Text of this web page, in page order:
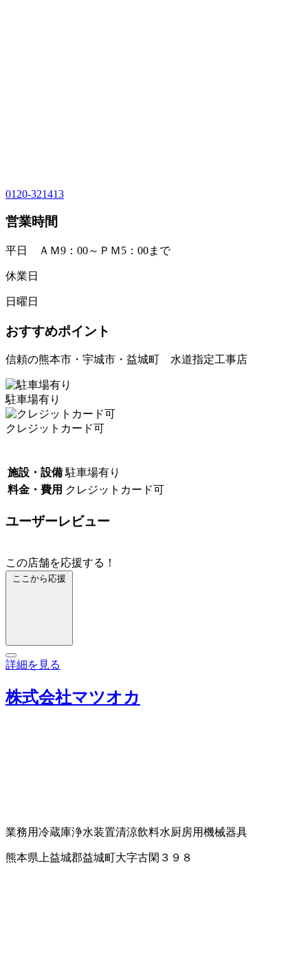
0120-321413
営業時間
平日 ＡＭ9：00～ＰＭ5：00まで
休業日
日曜日
おすすめポイント
信頼の熊本市・宇城市・益城町 水道指定工事店
駐車場有り
クレジットカード可
施設・設備 駐車場有り
料金・費用 クレジットカード可
ユーザーレビュー
この店舗を応援する！
ここから応援
詳細を見る
株式会社マツオカ
業務用冷蔵庫浄水装置清涼飲料水厨房用機械器具
熊本県上益城郡益城町大字古閑３９８